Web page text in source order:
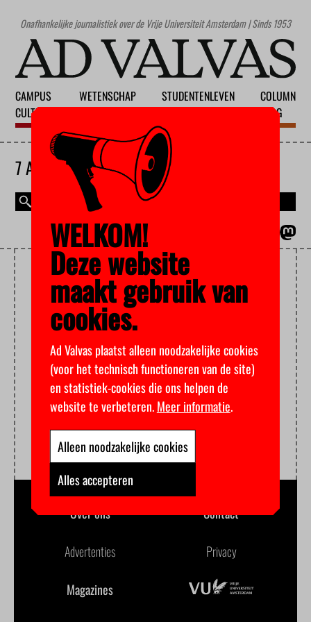
Onafhankelijke journalistiek over de Vrije Universiteit Amsterdam | Sinds 1953
CAMPUS
CULTUUR
WETENSCHAP
STUDENTENLEVEN
COLUMN
BLOG
7 AUGUSTUS 2026
SYRIË
Over ons Contact
Advertenties Privacy
Magazines
WELKOM!
Deze website
maakt gebruik van
cookies.
Ad Valvas plaatst alleen noodzakelijke cookies
(voor het technisch functioneren van de site)
en statistiek-cookies die ons helpen de
website te verbeteren.Meer informatie.
Alleen noodzakelijke cookies
Alles accepteren